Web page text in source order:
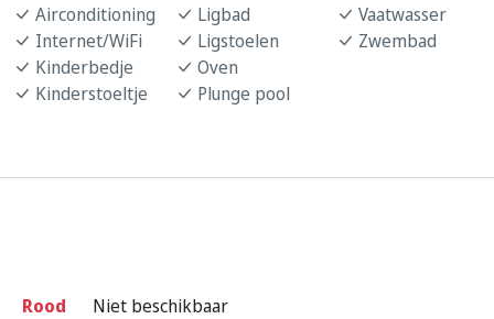
Airconditioning
Internet/WiFi
Kinderbedje
Kinderstoeltje
Ligbad
Ligstoelen
Oven
Plunge pool
Vaatwasser
Zwembad
Rood
Niet beschikbaar